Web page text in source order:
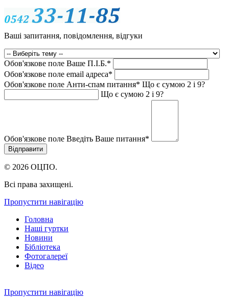
Ваші запитання, повідомлення, відгуки
Обов'язкове поле Ваше П.I.Б.*
Обов'язкове поле email адреса*
Обов'язкове поле Анти-спам питання* Що є сумою 2 і 9?
Що є сумою 2 і 9?
Обов'язкове поле Введіть Ваше питання*
© 2026 ОЦПО.
Всі права захищені.
Пропустити навігацію
Головна
Наші гуртки
Новини
Бібліотека
Фотогалереї
Відео
Пропустити навігацію